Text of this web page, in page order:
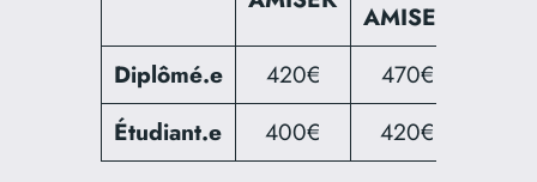
AMISEK
Diplômé.e
420€
470€
Étudiant.e
400€ 420€